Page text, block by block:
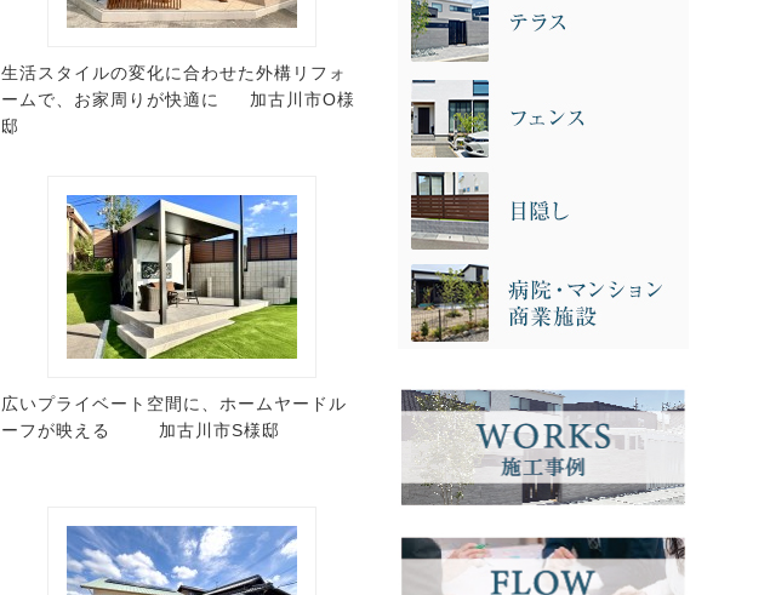
生活スタイルの変化に合わせた外構リフォ
ームで、お家周りが快適に 加古川市O様
邸
広いプライベート空間に、ホームヤードル
ーフが映える 加古川市S様邸